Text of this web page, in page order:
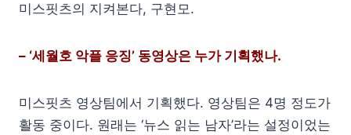
미스핏츠의 지켜본다, 구현모.
– ‘세월호 악플 응징’ 동영상은 누가 기획했나.
미스핏츠 영상팀에서 기획했다. 영상팀은 4명 정도가
활동 중이다. 원래는 ‘뉴스 읽는 남자’라는 설정이었는